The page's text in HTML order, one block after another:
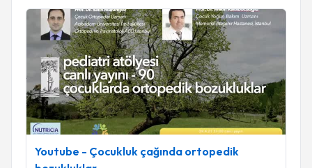
Youtube - Çocukluk çağında ortopedik bozukluklar
Youtube - Çocukluk çağında ortopedik